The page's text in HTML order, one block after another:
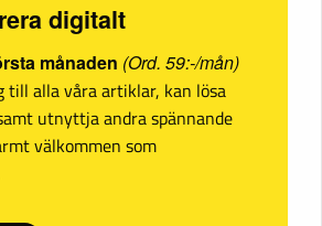
digitalt
månaden (Ord. 59:-/mån)
till alla våra artiklar, kan lösa
utnyttja andra spännande
välkommen som